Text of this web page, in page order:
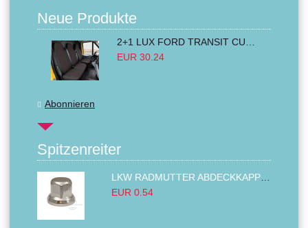
Neue Produkte
EUR 30.24
Abonnieren
Spitzenreiter
EUR 0.54